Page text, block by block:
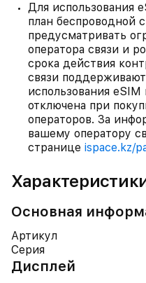
Для использования
план беспроводной
предусматривать
оператора связи и
срока действия
связи
использования
отключена при
операторов. За
вашему оператору
странице ispace.kz/
Основная
Артикул
Серия
Дисплей